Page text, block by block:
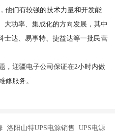
他们有较强的技术力量和开发能
大功率、集成化的方向发展，其中
士达、易事特、捷益达等一批民营
，迎疆电子公司保证在2小时内做
修服务。
洛阳山特UPS电源销售 UPS电源